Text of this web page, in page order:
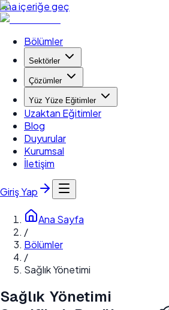
Ana içeriğe geç
Bölümler
Sektörler
Çözümler
Yüz Yüze Eğitimler
Uzaktan Eğitimler
Blog
Duyurular
Kurumsal
İletişim
Giriş Yap
Ana Sayfa
/
Bölümler
/
Sağlık Yönetimi
Sağlık Yönetimi